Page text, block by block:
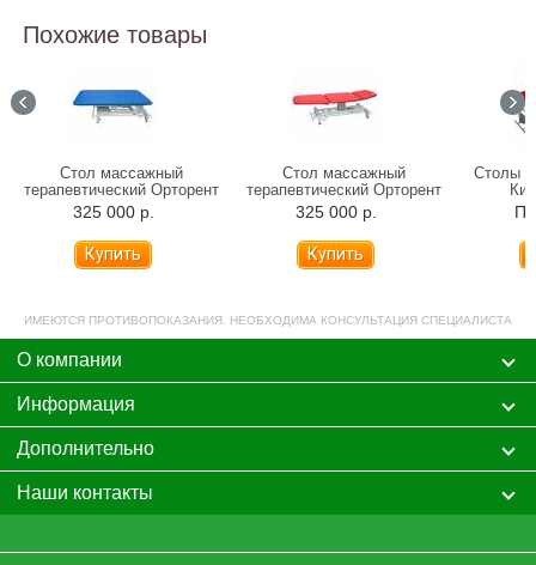
Похожие товары
Стол массажный
терапевтический Орторент
Бобат
325 000 р.
Купить
Стол массажный
терапевтический Орторент
Кинезо
325 000 р.
Купить
Столы
ИМЕЮТСЯ ПРОТИВОПОКАЗАНИЯ. НЕОБХОДИМА КОНСУЛЬТАЦИЯ СПЕЦИАЛИСТА
О компании
Информация
Дополнительно
Наши контакты